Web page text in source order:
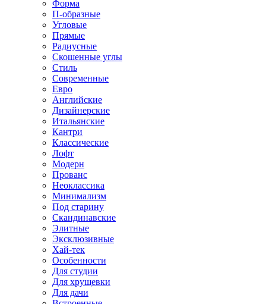
Форма
П-образные
Угловые
Прямые
Радиусные
Скошенные углы
Стиль
Современные
Евро
Английские
Дизайнерские
Итальянские
Кантри
Классические
Лофт
Модерн
Прованс
Неоклассика
Минимализм
Под старину
Скандинавские
Элитные
Эксклюзивные
Хай-тек
Особенности
Для студии
Для хрущевки
Для дачи